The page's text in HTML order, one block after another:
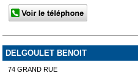
DELGOULET BENOIT
74 GRAND RUE